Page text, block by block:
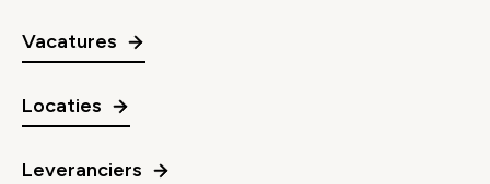
Vacatures
Locaties
Leveranciers